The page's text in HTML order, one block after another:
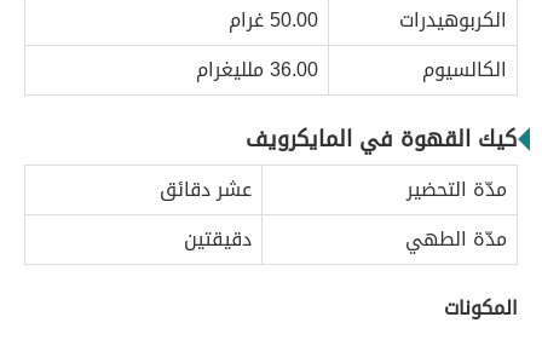
الكربوهيدرات
50.00 غرام
الكالسيوم
36.00 ملليغرام
كيك القهوة في المايكرويف
مدّة التحضير
عشر دقائق
مدّة الطهي
دقيقتين
المكونات